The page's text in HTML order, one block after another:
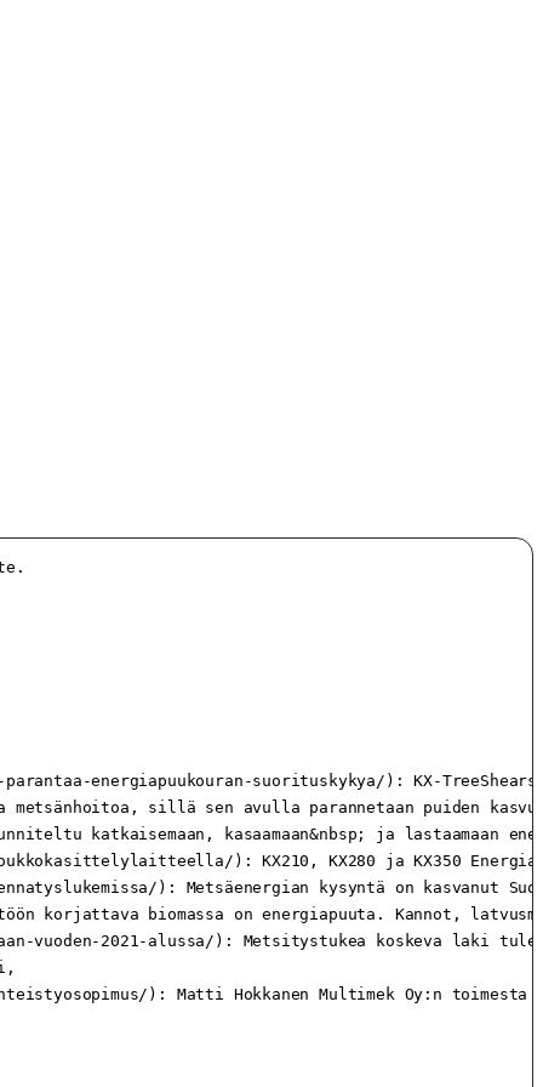
energiapuukoura pyörittäjällä on monikäyttöinen ratkaisu puiden katkaisuun, kasaamiseen ja kuormaamiseen metsän raivauksessa, harvennuksessa ja erilaisissa asennus